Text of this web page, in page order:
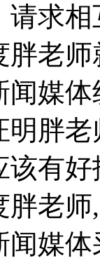
请求相
老
闻媒
明胖
有
老
闻媒